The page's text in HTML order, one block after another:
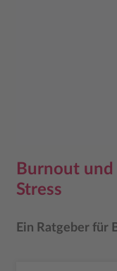
Burnout
Stress
Ein Ratgeber für